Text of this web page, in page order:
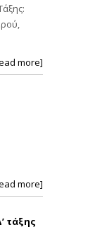
more]
more]
τάξης